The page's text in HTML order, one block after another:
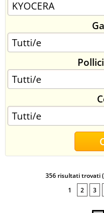
SINCRONIZZATI CON NOI
SPEDIZIONI
CONTATTI
356 risultati trovati
1
2 3